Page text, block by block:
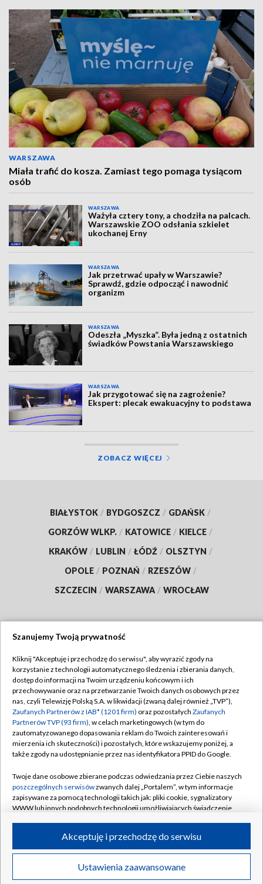
WARSZAWA
Miała trafić do kosza. Zamiast tego pomaga tysiącom
osób
WARSZAWA
Ważyła cztery tony, a chodziła na palcach.
Warszawskie ZOO odsłania szkielet
ukochanej Erny
WARSZAWA
Jak przetrwać upały w Warszawie?
Sprawdź, gdzie odpocząć i nawodnić
organizm
WARSZAWA
Odeszła „Myszka”. Była jedną z ostatnich
świadków Powstania Warszawskiego
WARSZAWA
Jak przygotować się na zagrożenie?
Ekspert: plecak ewakuacyjny to podstawa
ZOBACZ WIĘCEJ
BIAŁYSTOK / BYDGOSZCZ / GDAŃSK /
GORZÓW WLKP. / KATOWICE / KIELCE /
KRAKÓW / LUBLIN / ŁÓDŹ / OLSZTYN /
OPOLE / POZNAŃ / RZESZÓW /
SZCZECIN / WARSZAWA / WROCŁAW
TVP
Abonament TVP
Emisja w TVP
Centrum informacji TVP
Naziemna Telewizja Cyfrowa
Rada Programowa
System NOS
Informacje o nadawcy
Program dla prasy
Ogłoszenie przetargowe
Regulamin TVP
Polityka prywatności
Moje zgody
Pomoc
Kontakt
Kanały
©2026 Telewizja Polska S.A. w likwidacji
Szanujemy Twoją prywatność
Kliknij "Akceptuję i przechodzę do serwisu", aby wyrazić zgody na
korzystanie z technologii automatycznego śledzenia i zbierania danych,
dostęp do informacji na Twoim urządzeniu końcowym i ich
przechowywanie oraz na przetwarzanie Twoich danych osobowych przez
nas, czyli Telewizję Polską S.A. w likwidacji (zwaną dalej również „TVP”),
Zaufanych Partnerów z IAB* (1201 firm) oraz pozostałych Zaufanych
Partnerów TVP (93 firm), w celach marketingowych (w tym do
zautomatyzowanego dopasowania reklam do Twoich zainteresowań i
mierzenia ich skuteczności) i pozostałych, które wskazujemy poniżej, a
także zgody na udostępnianie przez nas identyfikatora PPID do Google.
Twoje dane osobowe zbierane podczas odwiedzania przez Ciebie naszych
poszczególnych serwisówzwanych dalej „Portalem”, w tym informacje
zapisywane za pomocą technologii takich jak: pliki cookie, sygnalizatory
WWW lub innych podobnych technologii umożliwiających świadczenie
ruchu w Internecie.
Twoje dane osobowe zbierane podczas odwiedzania przez Ciebie
poszczególnych serwisówna Portalu, takie jak adresy IP, identyfikatory
Ustawienia zaawansowane
Akceptuję i przechodzę do serwisu